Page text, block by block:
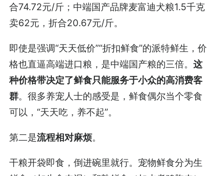
合74.72元/斤；中端国产品牌麦富迪犬粮1.5千克
卖62元，折合20.67元/斤。
即使是强调“天天低价”“折扣鲜食”的派特鲜生，价
格也直逼高端进口粮，是中端国产粮的三倍。这
种价格带决定了鲜食只能服务于小众的高消费客
群。很多养宠人士的感受是，鲜食偶尔当个零食
可以，“天天吃，养不起”。
第二是流程相对麻烦。
干粮开袋即食，倒进碗里就行。宠物鲜食分为生